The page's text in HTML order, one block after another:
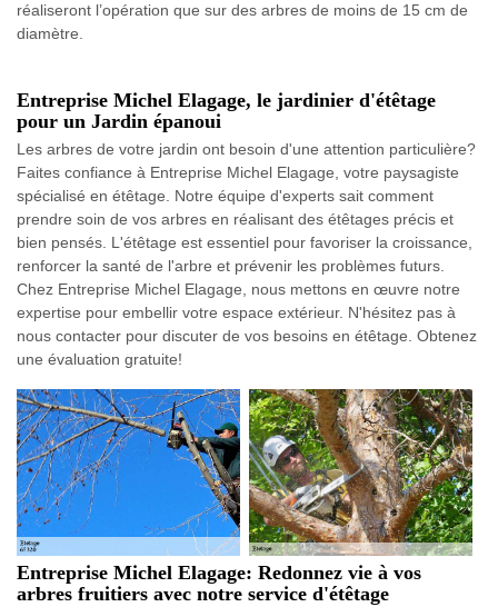
réaliseront l’opération que sur des arbres de moins de 15 cm de
diamètre.
Entreprise Michel Elagage, le jardinier d'étêtage
pour un Jardin épanoui
Les arbres de votre jardin ont besoin d'une attention particulière?
Faites confiance à Entreprise Michel Elagage, votre paysagiste
spécialisé en étêtage. Notre équipe d'experts sait comment
prendre soin de vos arbres en réalisant des étêtages précis et
bien pensés. L'étêtage est essentiel pour favoriser la croissance,
renforcer la santé de l'arbre et prévenir les problèmes futurs.
Chez Entreprise Michel Elagage, nous mettons en œuvre notre
expertise pour embellir votre espace extérieur. N'hésitez pas à
nous contacter pour discuter de vos besoins en étêtage. Obtenez
une évaluation gratuite!
Entreprise Michel Elagage: Redonnez vie à vos
arbres fruitiers avec notre service d'étêtage